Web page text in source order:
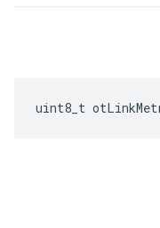
uint8_t